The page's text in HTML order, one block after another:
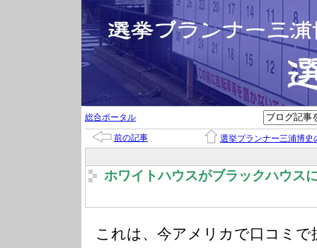
総合ポータル
前の記事 選挙プランナー三浦博史
ホワイトハウスがブラックハウス
これは、今アメリカで口コミ